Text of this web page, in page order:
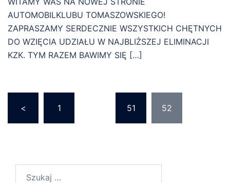
AUTOMOBILKLUBU TOMASZOWSKIEGO!
ZAPRASZAMY SERDECZNIE WSZYSTKICH CHĘTNYCH
DO WZIĘCIA UDZIAŁU W NAJBLIŻSZEJ ELIMINACJI
KZK. TYM RAZEM BAWIMY SIĘ […]
Stronicowanie
< 1 51 52